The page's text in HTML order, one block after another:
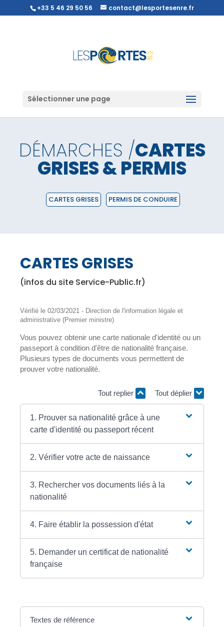
+33 5 46 29 50 56 contact@lesportesenre.fr
Sélectionner une page
DÉMARCHES /CARTES
GRISES & PERMIS
CARTES GRISES PERMIS DE CONDUIRE
CARTES GRISES
(infos du site Service-Public.fr)
Vérifié le 02/03/2021 - Direction de l'information légale et
administrative (Premier ministre)
Vous pouvez obtenir une carte nationale d'identité ou un
passeport à condition d'être de nationalité française.
Plusieurs types de documents vous permettent de
prouver votre nationalité.
Tout replier Tout déplier
1. Prouver sa nationalité grâce à une
carte d'identité ou passeport récent
2. Vérifier votre acte de naissance
3. Rechercher vos documents liés à la
nationalité
4. Faire établir la possession d'état
5. Demander un certificat de nationalité
française
Textes de référence